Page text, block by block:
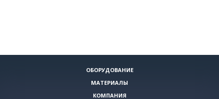
ОБОРУДОВАНИЕ
МАТЕРИАЛЫ
КОМПАНИЯ